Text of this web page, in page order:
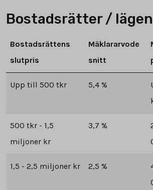
Bostadsrätter /
Bostadsrättens
slutpris
Mäklararvode
snitt
Upp till 500 tkr 5,4 %
500 tkr - 1,5
miljoner kr
3,7 %
1,5 - 2,5 miljoner kr 2,5 %